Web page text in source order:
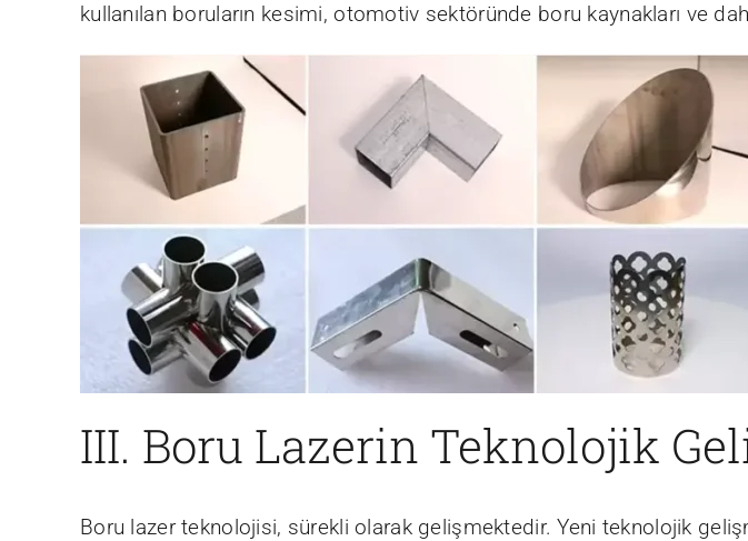
kullanılan boruların kesimi, otomotiv sektöründe boru kaynakları ve
III. Boru Lazerin Teknolojik
Boru lazer teknolojisi, sürekli olarak gelişmektedir. Yeni teknolojik